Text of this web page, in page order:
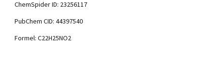
ChemSpider ID: 23256117
PubChem CID: 44397540
Formel: C22H25NO2